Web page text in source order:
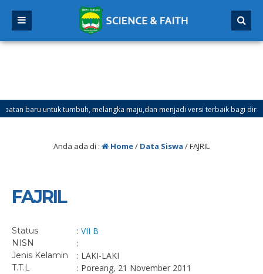
baru untuk tumbuh, melangka maju,dan menjadi versi terbaik bagi dirimu.
Ganjil Mulai Tanggal 21 Desember 2025 sd Tanggal 4 Januari 2026
Anda ada di : Home/ Data Siswa /FAJRIL
FAJRIL
Status : VII B
NISN :
Jenis Kelamin : LAKI-LAKI
T.T.L : Poreang, 21 November 2011